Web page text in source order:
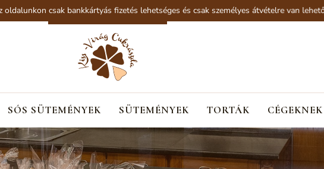
csak bankkártyás fizetés lehetséges és csak személyes átvételre van lehetőség.
SÓS SÜTEMÉNYEK SÜTEMÉNYEK TORTÁK CÉGEKNEK